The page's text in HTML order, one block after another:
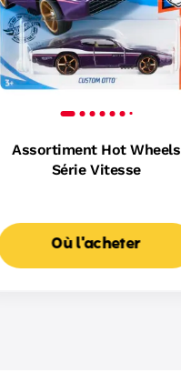
Assortiment Hot Wheels
Série Vitesse
Où l'acheter